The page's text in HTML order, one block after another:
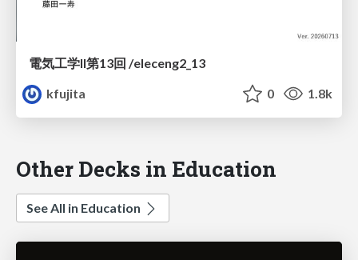
電気工学II第13回 /eleceng2_13
kfujita
0 1.8k
Other Decks in Education
See All in Education